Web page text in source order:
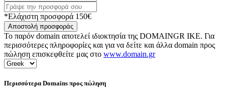
*Ελάχιστη προσφορά 150€
Αποστολή προσφοράς
Το παρόν domain αποτελεί ιδιοκτησία της DOMAINGR ΙΚΕ. Για
περισσότερες πληροφορίες και για να δείτε και άλλα domain προς
πώληση επισκεφθείτε μας στο www.domain.gr
Περισσότερα Domains προς πώληση